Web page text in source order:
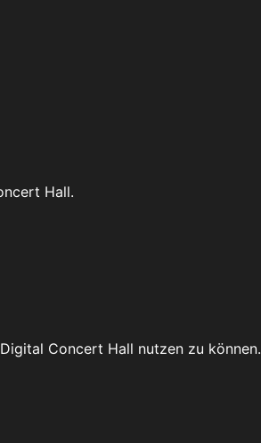
Hall.
Concert Hall nutzen zu können.